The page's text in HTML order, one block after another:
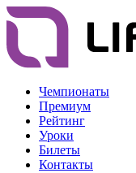
Чемпионаты
Премиум
Рейтинг
Уроки
Билеты
Контакты